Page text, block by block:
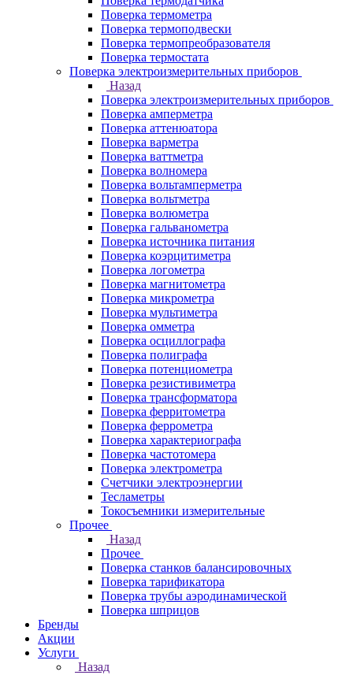
Поверка термометра
Поверка термоподвески
Поверка термопреобразователя
Поверка термостата
Поверка электроизмерительных приборов
Назад
Поверка электроизмерительных приборов
Поверка амперметра
Поверка аттенюатора
Поверка варметра
Поверка ваттметра
Поверка волномера
Поверка вольтамперметра
Поверка вольтметра
Поверка волюметра
Поверка гальванометра
Поверка источника питания
Поверка коэрцитиметра
Поверка логометра
Поверка магнитометра
Поверка микрометра
Поверка мультиметра
Поверка омметра
Поверка осциллографа
Поверка полиграфа
Поверка потенциометра
Поверка резистивиметра
Поверка трансформатора
Поверка ферритометра
Поверка феррометра
Поверка характериографа
Поверка частотомера
Поверка электрометра
Счетчики электроэнергии
Тесламетры
Токосъемники измерительные
Прочее
Назад
Прочее
Поверка станков балансировочных
Поверка тарификатора
Поверка трубы аэродинамической
Поверка шприцов
Бренды
Акции
Услуги
Назад